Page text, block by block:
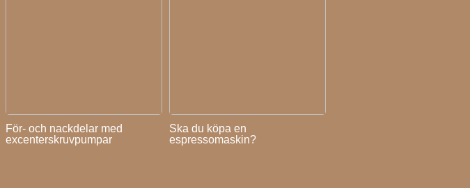
För- och nackdelar med
excenterskruvpumpar
Ska du köpa en
espressomaskin?